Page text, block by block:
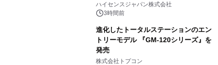
ハイセンスジャパン株式会社
3時間前
進化したトータルステーションのエン
トリーモデル 『GM-120シリーズ』を
発売
株式会社トプコン